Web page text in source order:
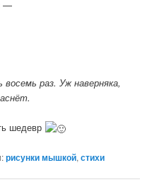
—
раз. Уж наверняка,
шедевр
рисунки мышкой,стихи